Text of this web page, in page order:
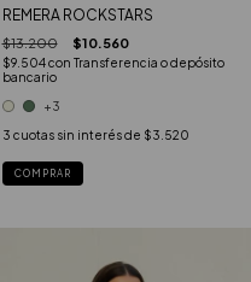
REMERA ROCKSTARS
$13.200 $10.560
$9.504con Transferencia o depósito
bancario
+3
3 cuotas sin interés de $3.520
COMPRAR